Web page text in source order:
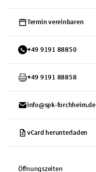
Termin vereinbaren
+49 9191 88850
+49 9191 88858
info@spk-forchheim.de
vCard herunterladen
Öffnungszeiten